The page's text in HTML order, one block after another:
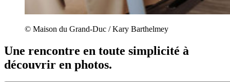
© Maison du Grand-Duc / Kary Barthelmey
Une rencontre en toute simplicité à
découvrir en photos.